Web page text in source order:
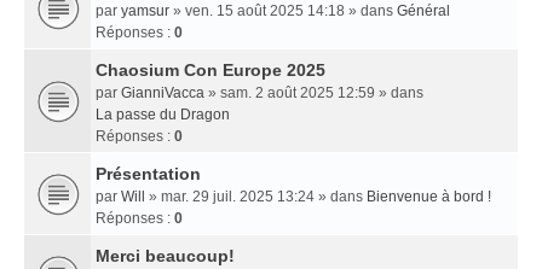
par yamsur » ven. 15 août 2025 14:18 » dans Général
Réponses : 0
Chaosium Con Europe 2025
par GianniVacca » sam. 2 août 2025 12:59 » dans
La passe du Dragon
Réponses : 0
Présentation
par Will » mar. 29 juil. 2025 13:24 » dans Bienvenue à bord !
Réponses : 0
Merci beaucoup!